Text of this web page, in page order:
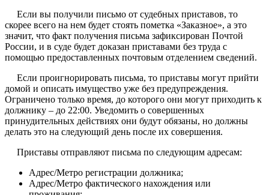
Если вы получили письмо от судебных приставов, то
скорее всего на нем будет стоять пометка «Заказное», а это
значит, что факт получения письма зафиксирован Почтой
России, и в суде будет доказан приставами без труда с
помощью предоставленных почтовым отделением сведений.
Если проигнорировать письма, то приставы могут прийти
домой и описать имущество уже без предупреждения.
Ограничено только время, до которого они могут приходить к
должнику – до 22:00. Уведомить о совершенных
принудительных действиях они будут обязаны, но должны
делать это на следующий день после их совершения.
Приставы отправляют письма по следующим адресам:
Адрес/Метро регистрации должника;
Адрес/Метро фактического нахождения или